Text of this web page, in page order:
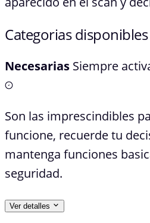
Categorias disponibles
Necesarias Siempre
Son las imprescindibles
funcione, recuerde tu
mantenga funciones
seguridad.
Ver detalles